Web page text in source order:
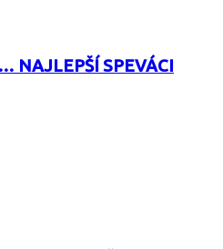
NAJLEPŠÍ SPEVÁCI